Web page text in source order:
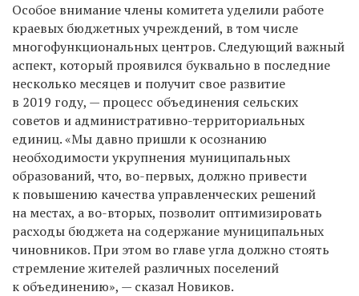
Особое внимание члены комитета уделили работе
краевых бюджетных учреждений, в том числе
многофункциональных центров. Следующий важный
аспект, который проявился буквально в последние
несколько месяцев и получит свое развитие
в 2019 году, — процесс объединения сельских
советов и административно-территориальных
единиц. «Мы давно пришли к осознанию
необходимости укрупнения муниципальных
образований, что, во-первых, должно привести
к повышению качества управленческих решений
на местах, а во-вторых, позволит оптимизировать
расходы бюджета на содержание муниципальных
чиновников. При этом во главе угла должно стоять
стремление жителей различных поселений
к объединению», — сказал Новиков.